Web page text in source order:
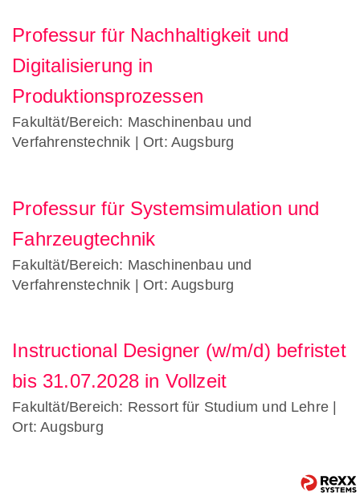
Professur für Nachhaltigkeit und
Digitalisierung in
Produktionsprozessen
Fakultät/Bereich: Maschinenbau und
Verfahrenstechnik | Ort: Augsburg
Professur für Systemsimulation und
Fahrzeugtechnik
Fakultät/Bereich: Maschinenbau und
Verfahrenstechnik | Ort: Augsburg
Instructional Designer (w/m/d) befristet
bis 31.07.2028 in Vollzeit
Fakultät/Bereich: Ressort für Studium und Lehre |
Ort: Augsburg